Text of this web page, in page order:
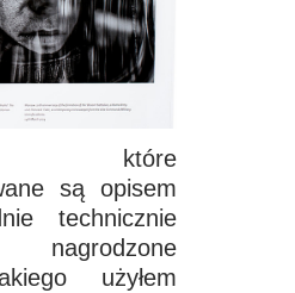
które
są opisem
technicznie
nagrodzone
użyłem